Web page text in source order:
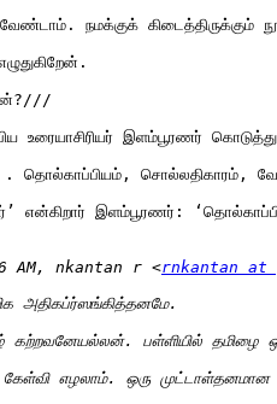
நமக்குக் கிடைத்திருக்கும்
உரையாசிரியர் இளம்பூரணர்
. தொல்காப்பியம், சொல்லதிகாரம்,
என்கிறார் இளம்பூரணர்:
AM, nkantan r <rnkantan at